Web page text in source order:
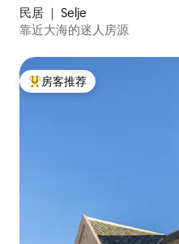
民居 ｜ Selje
靠近大海的迷人房源
热门「房客推荐」
房客推荐